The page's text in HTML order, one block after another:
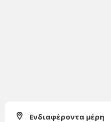
Ενδιαφέροντα μέρη